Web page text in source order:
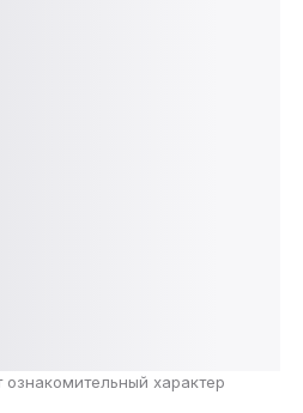
характер